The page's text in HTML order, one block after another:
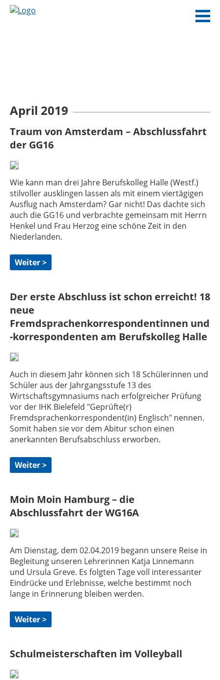
April 2019
Traum von Amsterdam – Abschlussfahrt
der GG16
Wie kann man drei Jahre Berufskolleg Halle (Westf.)
stilvoller ausklingen lassen als mit einem viertägigen
Ausflug nach Amsterdam? Gar nicht! Das dachte sich
auch die GG16 und verbrachte gemeinsam mit Herrn
Henkel und Frau Herzog eine schöne Zeit in den
Niederlanden.
Weiter >
Der erste Abschluss ist schon erreicht! 18
neue
Fremdsprachenkorrespondentinnen und
-korrespondenten am Berufskolleg Halle
Auch in diesem Jahr können sich 18 Schülerinnen und
Schüler aus der Jahrgangsstufe 13 des
Wirtschaftsgymnasiums nach erfolgreicher Prüfung
vor der IHK Bielefeld "Geprüfte(r)
Fremdsprachenkorrespondent(in) Englisch" nennen.
Somit haben sie vor dem Abitur schon einen
anerkannten Berufsabschluss erworben.
Weiter >
Moin Moin Hamburg – die
Abschlussfahrt der WG16A
Am Dienstag, dem 02.04.2019 begann unsere Reise in
Begleitung unseren Lehrerinnen Katja Linnemann
und Ursula Greve. Es folgten Tage voll interessanter
Eindrücke und Erlebnisse, welche bestimmt noch
lange in Erinnerung bleiben werden.
Weiter >
Schulmeisterschaften im Volleyball